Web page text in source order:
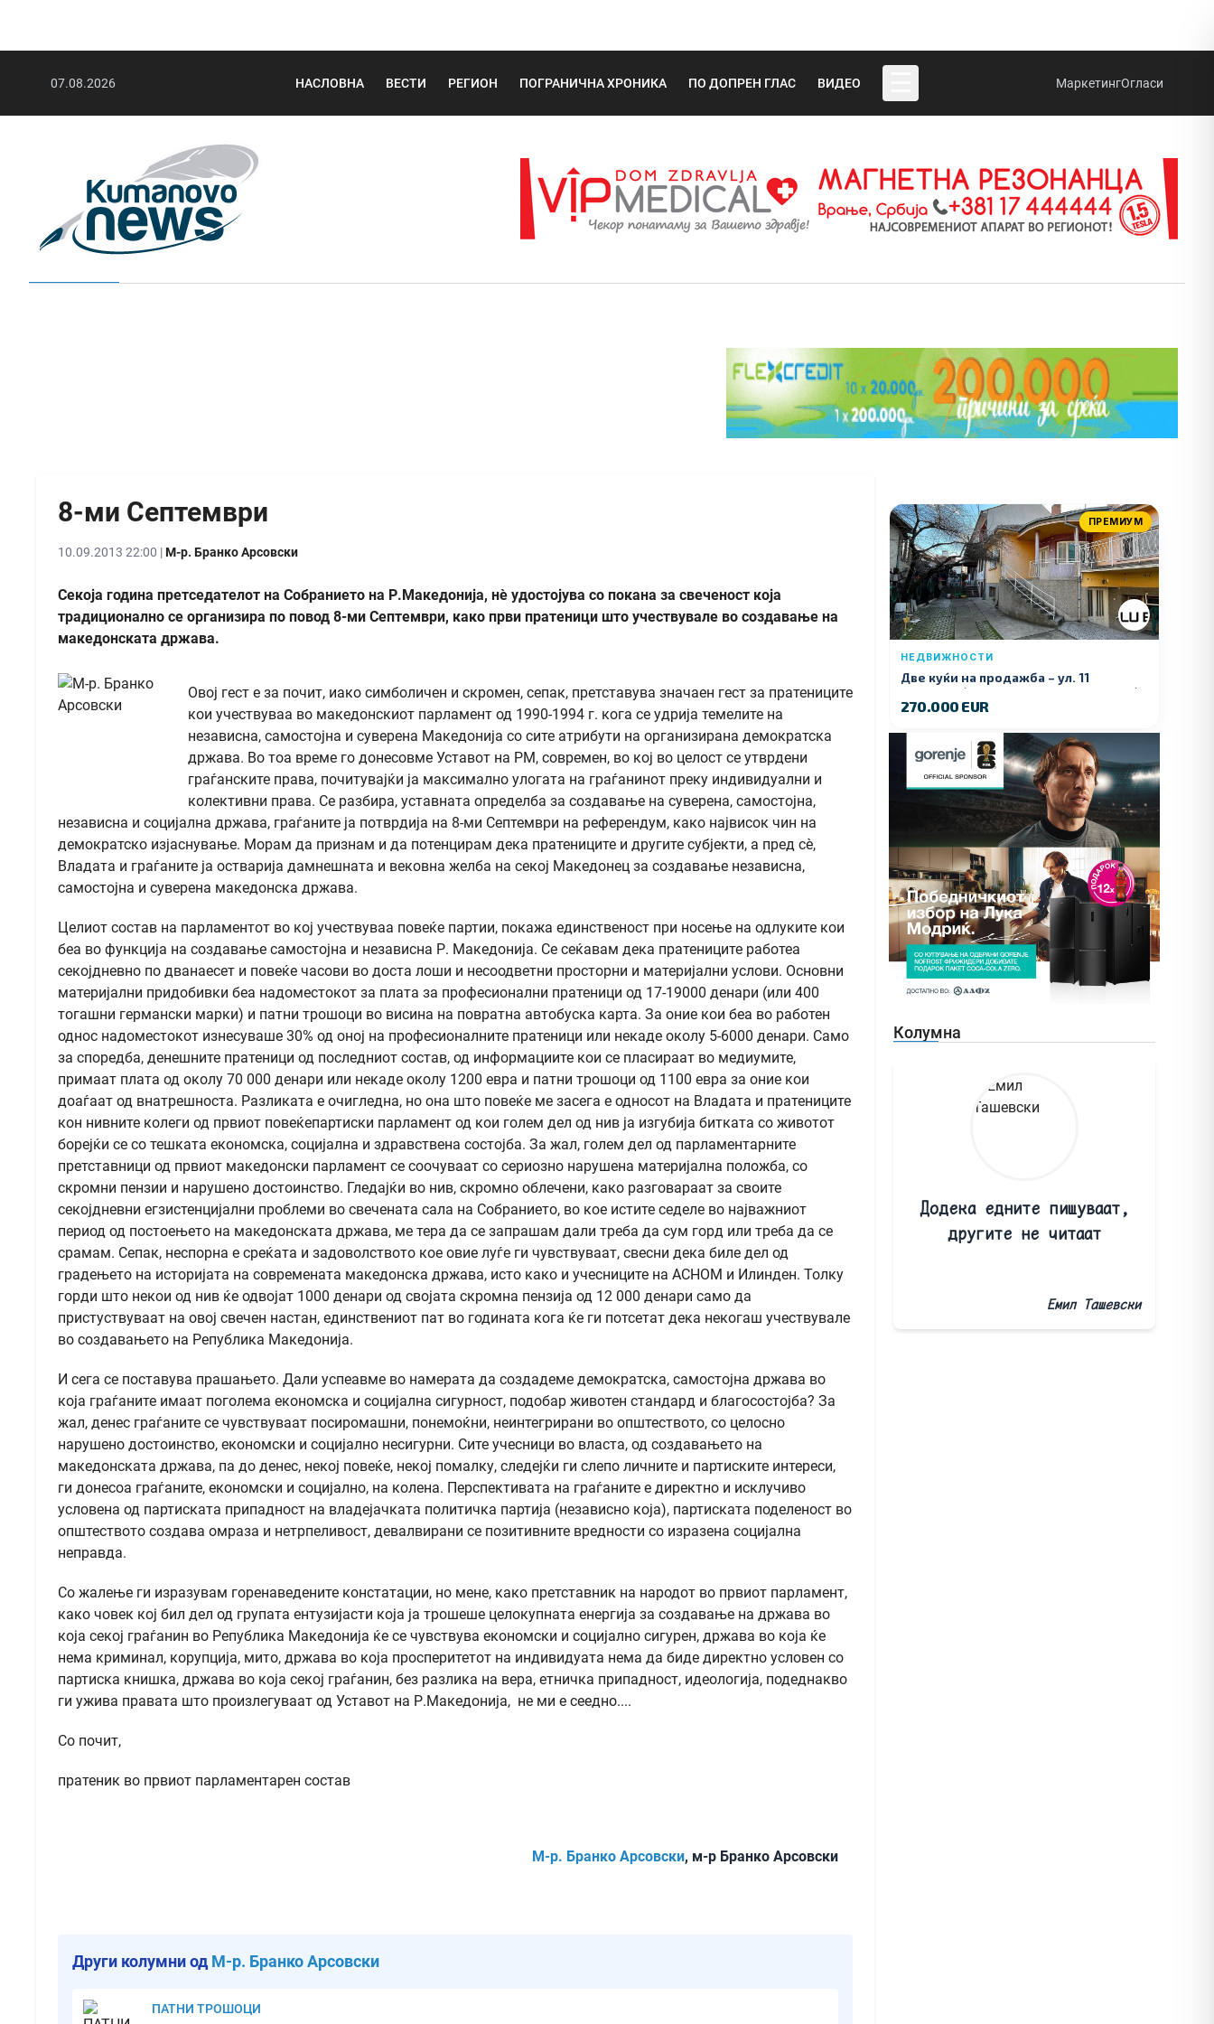
07.08.2026 НАСЛОВНА ВЕСТИ РЕГИОН ПОГРАНИЧНА ХРОНИКА ПО ДОПРЕН ГЛАС ВИДЕО МаркетингОгласи
8-ми Септември
10.09.2013 22:00 |М-р. Бранко Арсовски
Секоја година претседателот на Собранието на Р.Македонија, нè удостојува со покана за свеченост која
традиционално се организира по повод 8-ми Септември, како први пратеници што учествувале во создавање на
македонската држава.
Овој гест е за почит, иако симболичен и скромен, сепак, претставува значаен гест за пратениците
кои учествуваа во македонскиот парламент од 1990-1994 г. кога се удрија темелите на
независна, самостојна и суверена Македонија со сите атрибути на организирана демократска
држава. Во тоа време го донесовме Уставот на РМ, современ, во кој во целост се утврдени
граѓанските права, почитувајќи ја максимално улогата на граѓанинот преку индивидуални и
колективни права. Се разбира, уставната определба за создавање на суверена, самостојна,
независна и социјална држава, граѓаните ја потврдија на 8-ми Септември на референдум, како највисок чин на
демократско изјаснување. Морам да признам и да потенцирам дека пратениците и другите субјекти, а пред сè,
Владата и граѓаните ја остварија дамнешната и вековна желба на секој Македонец за создавање независна,
самостојна и суверена македонска држава.
Целиот состав на парламентот во кој учествуваа повеќе партии, покажа единственост при носење на одлуките кои
беа во функција на создавање самостојна и независна Р. Македонија. Се сеќавам дека пратениците работеа
секојдневно по дванаесет и повеќе часови во доста лоши и несоодветни просторни и материјални услови. Основни
материјални придобивки беа надоместокот за плата за професионални пратеници од 17-19000 денари (или 400
тогашни германски марки) и патни трошоци во висина на повратна автобуска карта. За оние кои беа во работен
однос надоместокот изнесуваше 30% од оној на професионалните пратеници или некаде околу 5-6000 денари. Само
за споредба, денешните пратеници од последниот состав, од информациите кои се пласираат во медиумите,
примаат плата од околу 70 000 денари или некаде околу 1200 евра и патни трошоци од 1100 евра за оние кои
доаѓаат од внатрешноста. Разликата е очигледна, но она што повеќе ме засега е односот на Владата и пратениците
кон нивните колеги од првиот повеќепартиски парламент од кои голем дел од нив ја изгубија битката со животот
борејќи се со тешката економска, социјална и здравствена состојба. За жал, голем дел од парламентарните
претставници од првиот македонски парламент се соочуваат со сериозно нарушена материјална положба, со
скромни пензии и нарушено достоинство. Гледајќи во нив, скромно облечени, како разговараат за своите
секојдневни егзистенцијални проблеми во свечената сала на Собранието, во кое истите седеле во најважниот
период од постоењето на македонската држава, ме тера да се запрашам дали треба да сум горд или треба да се
срамам. Сепак, неспорна е среќата и задоволството кое овие луѓе ги чувствуваат, свесни дека биле дел од
градењето на историјата на современата македонска држава, исто како и учесниците на АСНОМ и Илинден. Толку
горди што некои од нив ќе одвојат 1000 денари од својата скромна пензија од 12 000 денари само да
пристуствуваат на овој свечен настан, единствениот пат во годината кога ќе ги потсетат дека некогаш учествувале
во создавањето на Република Македонија.
И сега се поставува прашањето. Дали успеавме во намерата да создадеме демократска, самостојна држава во
која граѓаните имаат поголема економска и социјална сигурност, подобар животен стандард и благосостојба? За
жал, денес граѓаните се чувствуваат посиромашни, понемоќни, неинтегрирани во општеството, со целосно
нарушено достоинство, економски и социјално несигурни. Сите учесници во власта, од создавањето на
македонската држава, па до денес, некој повеќе, некој помалку, следејќи ги слепо личните и партиските интереси,
ги донесоа граѓаните, економски и социјално, на колена. Перспективата на граѓаните е директно и исклучиво
условена од партиската припадност на владејачката политичка партија (независно која), партиската поделеност во
општеството создава омраза и нетрпеливост, девалвирани се позитивните вредности со изразена социјална
неправда.
Со жалење ги изразувам горенаведените констатации, но мене, како претставник на народот во првиот парламент,
како човек кој бил дел од групата ентузијасти која ја трошеше целокупната енергија за создавање на држава во
која секој граѓанин во Република Македонија ќе се чувствува економски и социјално сигурен, држава во која ќе
нема криминал, корупција, мито, држава во која просперитетот на индивидуата нема да биде директно условен со
партиска книшка, држава во која секој граѓанин, без разлика на вера, етничка припадност, идеологија, подеднакво
ги ужива правата што произлегуваат од Уставот на Р.Македонија, не ми е сеедно....
Со почит,
пратеник во првиот парламентарен состав
М-р. Бранко Арсовски, м-р Бранко Арсовски
Други колумни од М-р. Бранко Арсовски
ПАТНИ ТРОШОЦИ
ПРЕМИУМ
НЕДВИЖНОСТИ
Две куќи на продажба – ул. 11
Ноември (Наспроти Селман Туризам)
270.000 EUR
Колумна
Додека едните пишуваат,
другите не читаат
Емил Ташевски